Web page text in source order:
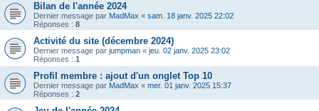
Bilan de l'année 2024
Dernier message par MadMax « sam. 18 janv. 2025 22:02
Réponses : 8
Activité du site (décembre 2024)
Dernier message par jumpman « jeu. 02 janv. 2025 23:02
Réponses : 1
Profil membre : ajout d'un onglet Top 10
Dernier message par MadMax « mer. 01 janv. 2025 15:37
Réponses : 2